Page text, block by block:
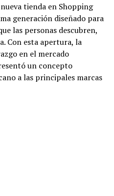
tienda en Shopping
generación diseñado para
las personas descubren,
Con esta apertura, la
en el mercado
un concepto
a las principales marcas